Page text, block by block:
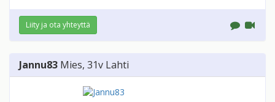
Liity ja ota yhteyttä
Jannu83 Mies, 31v Lahti